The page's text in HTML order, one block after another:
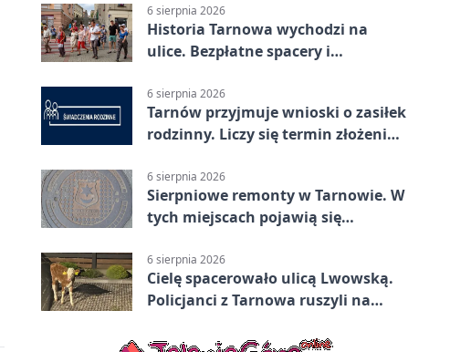
6 sierpnia 2026
Historia Tarnowa wychodzi na
ulice. Bezpłatne spacery i
6 sierpnia 2026
Tarnów przyjmuje wnioski o zasiłek
rodzinny. Liczy się termin złożenia
6 sierpnia 2026
Sierpniowe remonty w Tarnowie. W
tych miejscach pojawią się
6 sierpnia 2026
Cielę spacerowało ulicą Lwowską.
Policjanci z Tarnowa ruszyli na